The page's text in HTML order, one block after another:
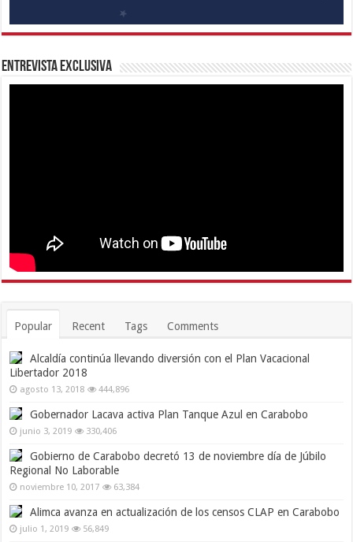
Entrevista Exclusiva
Popular Recent Tags Comments
Alcaldía continúa llevando diversión con el Plan Vacacional
Libertador 2018
agosto 13, 2018 444,896
Gobernador Lacava activa Plan Tanque Azul en Carabobo
junio 3, 2019 330,406
Gobierno de Carabobo decretó 13 de noviembre día de Júbilo
Regional No Laborable
noviembre 10, 2017 63,384
Alimca avanza en actualización de los censos CLAP en Carabobo
julio 1, 2019 56,849